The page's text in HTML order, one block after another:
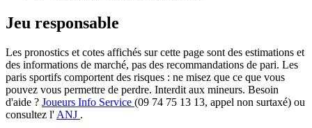
Jeu responsable
Les pronostics et cotes affichés sur cette page sont des estimations et
des informations de marché, pas des recommandations de pari. Les
paris sportifs comportent des risques : ne misez que ce que vous
pouvez vous permettre de perdre. Interdit aux mineurs. Besoin
d'aide ? Joueurs Info Service (09 74 75 13 13, appel non surtaxé) ou
consultez l' ANJ .